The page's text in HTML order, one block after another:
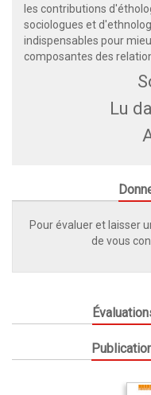
les contributions
sociologues et
indispensables pour
composantes des
Lu
Pour évaluer et laisser
de vous